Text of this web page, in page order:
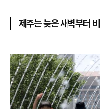
제주는 늦은 새벽부터